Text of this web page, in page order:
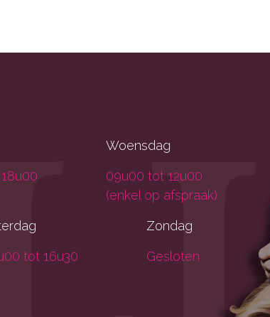
Woensdag
09u00 tot 12u00
(enkel op afspraak)
tot 16u30
Zondag
Gesloten